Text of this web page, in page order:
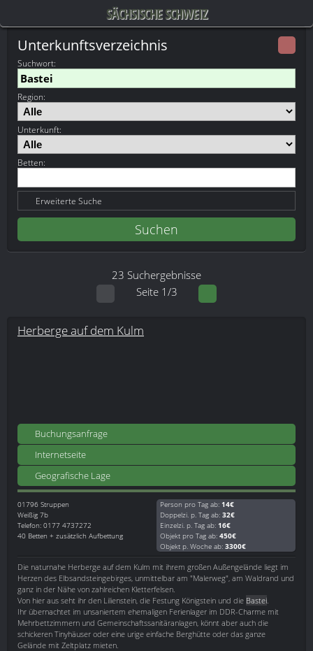
SÄCHSISCHE SCHWEIZ
Unterkunftsverzeichnis
Suchwort:
Region:
Unterkunft:
Betten:
Erweiterte Suche
23 Suchergebnisse
Seite 1/3
Herberge auf dem Kulm
Buchungsanfrage
Internetseite
Geografische Lage
01796 Struppen
Weißig 7b
Telefon: 0177 4737272
40 Betten + zusätzlich Aufbettung
Person pro Tag ab: 14€
Doppelzi. p. Tag ab: 32€
Einzelzi. p. Tag ab: 16€
Objekt pro Tag ab: 450€
Objekt p. Woche ab: 3300€
Die naturnahe Herberge auf dem Kulm mit ihrem großen Außengelände liegt im
Herzen des Elbsandsteingebirges, unmittelbar am "Malerweg", am Waldrand und
ganz in der Nähe von zahlreichen Kletterfelsen.
Von hier aus seht ihr den Lilienstein, die Festung Königstein und die Bastei
Ihr übernachtet im unsaniertem ehemaligen Ferienlager im DDR-Charme mit
Mehrbettzimmern und Gemeinschaftssanitäranlagen, könnt aber auch die
schickeren Tinyhäuser oder eine urige einfache Berghütte oder das ganze
Gelände mit Zeltplatz mieten.